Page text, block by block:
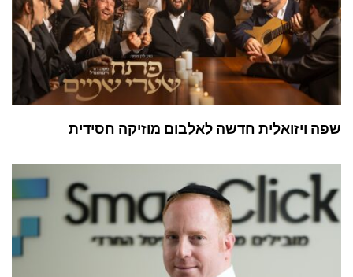
שפה ויזואלית חדשה לאלבום מוזיקה חסידית